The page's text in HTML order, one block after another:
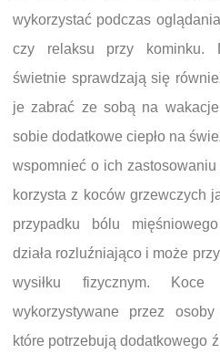
wykorzystać podczas
czy relaksu przy kominku.
świetnie sprawdzają się
je zabrać ze sobą na
sobie dodatkowe ciepło na
wspomnieć o ich
korzysta z koców grzewczych
przypadku bólu
działa rozluźniająco i może
wysiłku fizycznym.
wykorzystywane przez
które potrzebują dodatkowego